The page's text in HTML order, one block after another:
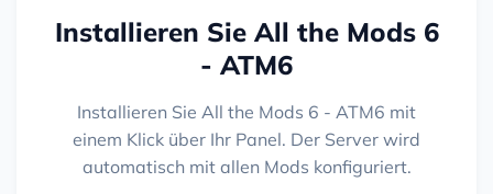
Installieren Sie All the Mods 6
- ATM6
Installieren Sie All the Mods 6 - ATM6 mit
einem Klick über Ihr Panel. Der Server wird
automatisch mit allen Mods konfiguriert.